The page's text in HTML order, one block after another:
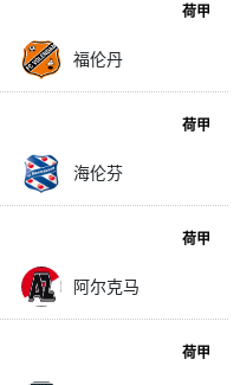
荷甲
福伦丹
荷甲
海伦芬
荷甲
阿尔克马
荷甲